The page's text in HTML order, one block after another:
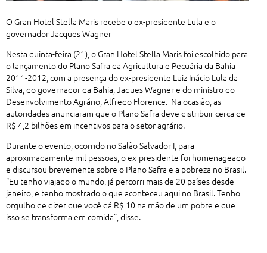
O Gran Hotel Stella Maris recebe o ex-presidente Lula e o
governador Jacques Wagner
Nesta quinta-feira (21), o Gran Hotel Stella Maris foi escolhido para
o lançamento do Plano Safra da Agricultura e Pecuária da Bahia
2011-2012, com a presença do ex-presidente Luiz Inácio Lula da
Silva, do governador da Bahia, Jaques Wagner e do ministro do
Desenvolvimento Agrário, Alfredo Florence. Na ocasião, as
autoridades anunciaram que o Plano Safra deve distribuir cerca de
R$ 4,2 bilhões em incentivos para o setor agrário.
Durante o evento, ocorrido no Salão Salvador I, para
aproximadamente mil pessoas, o ex-presidente foi homenageado
e discursou brevemente sobre o Plano Safra e a pobreza no Brasil.
"Eu tenho viajado o mundo, já percorri mais de 20 países desde
janeiro, e tenho mostrado o que aconteceu aqui no Brasil. Tenho
orgulho de dizer que você dá R$ 10 na mão de um pobre e que
isso se transforma em comida", disse.